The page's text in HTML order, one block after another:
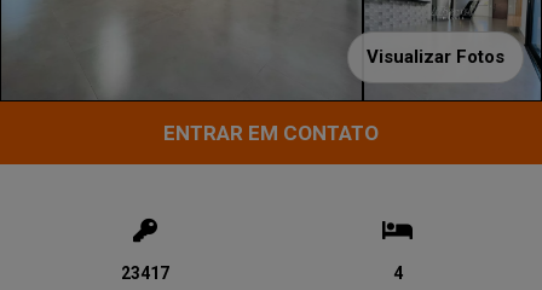
Visualizar Fotos
ENTRAR EM CONTATO
23417 4